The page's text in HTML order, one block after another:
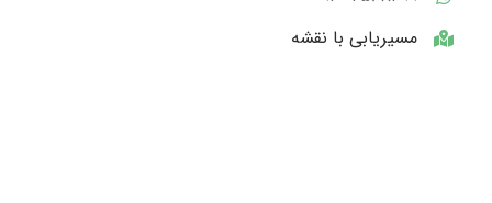
مسیریابی با نقشه